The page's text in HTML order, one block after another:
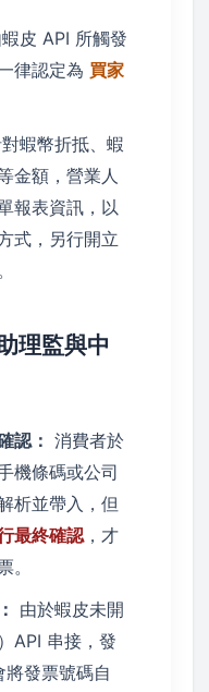
皮 API 所觸發
律認定為 買家
蝦幣折抵、蝦
金額，營業人
報表資訊，以
式，另行開立
理監與中
認： 消費者於
機條碼或公司
析並帶入，但
最終確認，才
。
由於蝦皮未開
API 串接，發
發票號碼自